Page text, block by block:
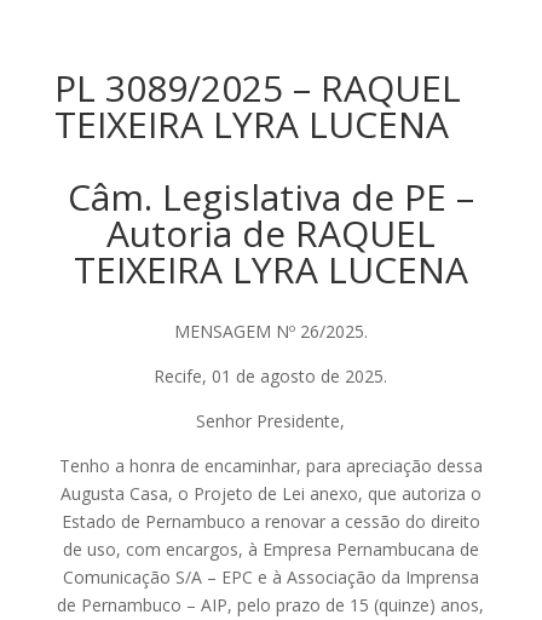
PL 3089/2025 – RAQUEL
TEIXEIRA LYRA LUCENA
Câm. Legislativa de PE –
Autoria de RAQUEL
TEIXEIRA LYRA LUCENA
MENSAGEM Nº 26/2025.
Recife, 01 de agosto de 2025.
Senhor Presidente,
Tenho a honra de encaminhar, para apreciação dessa
Augusta Casa, o Projeto de Lei anexo, que autoriza o
Estado de Pernambuco a renovar a cessão do direito
de uso, com encargos, à Empresa Pernambucana de
Comunicação S/A – EPC e à Associação da Imprensa
de Pernambuco – AIP, pelo prazo de 15 (quinze) anos,